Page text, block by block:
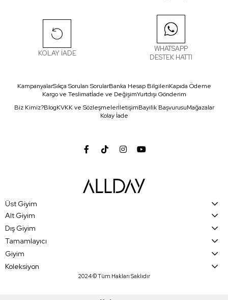
KOLAY İADE
WHATSAPP
DESTEK HATTI
KampanyalarSıkça Sorulan SorularBanka Hesap BilgileriKapıda Ödeme
Kargo ve Teslimatİade ve DeğişimYurtdışı Gönderim
Biz Kimiz?BlogKVKK ve SözleşmelerİletişimBayilik BaşvurusuMağazalar
Kolay İade
Üst Giyim
Alt Giyim
Dış Giyim
Tamamlayıcı
Giyim
Koleksiyon
2024 © Tüm Hakları Saklıdır